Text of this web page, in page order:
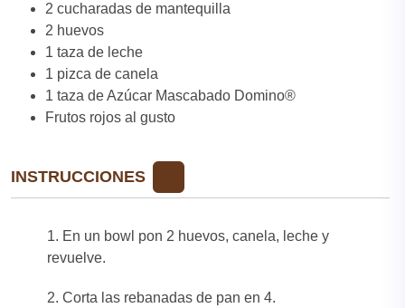
2 cucharadas de mantequilla
2 huevos
1 taza de leche
1 pizca de canela
1 taza de Azúcar Mascabado Domino®
Frutos rojos al gusto
INSTRUCCIONES
1. En un bowl pon 2 huevos, canela, leche y
revuelve.
2. Corta las rebanadas de pan en 4.